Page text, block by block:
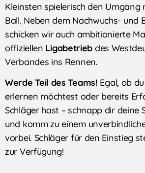
Kleinsten spielerisch den Umgang
Ball. Neben dem Nachwuchs- und
schicken wir auch ambitionierte
offiziellen Ligabetrieb des
Verbandes ins Rennen.
Werde Teil des Teams! Egal, ob
erlernen möchtest oder bereits
Schläger hast – schnapp dir deine
und komm zu einem
vorbei. Schläger für den Einstieg
zur Verfügung!